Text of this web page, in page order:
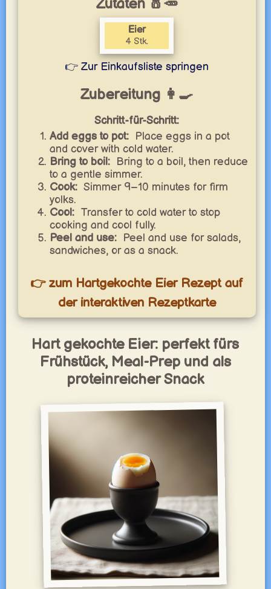
Zutaten 🧂🥕
Eier
4 Stk.
👉 Zur Einkaufsliste springen
Zubereitung 👩‍🍳
Schritt-für-Schritt:
Add eggs to pot: Place eggs in a pot
and cover with cold water.
Bring to boil: Bring to a boil, then reduce
to a gentle simmer.
Cook: Simmer 9–10 minutes for firm
yolks.
Cool: Transfer to cold water to stop
cooking and cool fully.
Peel and use: Peel and use for salads,
sandwiches, or as a snack.
👉 zum Hartgekochte Eier Rezept auf
der interaktiven Rezeptkarte
Hart gekochte Eier: perfekt fürs
Frühstück, Meal-Prep und als
proteinreicher Snack